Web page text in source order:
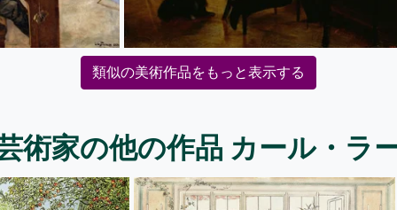
類似の美術作品をもっと表示する
術家の他の作品 カール・ラ